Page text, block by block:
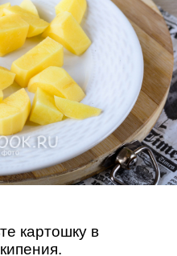
картошку в